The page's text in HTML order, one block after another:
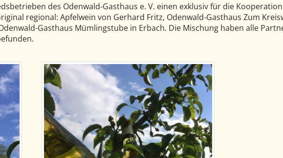
des Odenwald-Gasthaus e. V. einen exklusiv für die
regional: Apfelwein von Gerhard Fritz, Odenwald-Gasthaus Zum
Gasthaus Mümlingstube in Erbach. Die Mischung haben alle